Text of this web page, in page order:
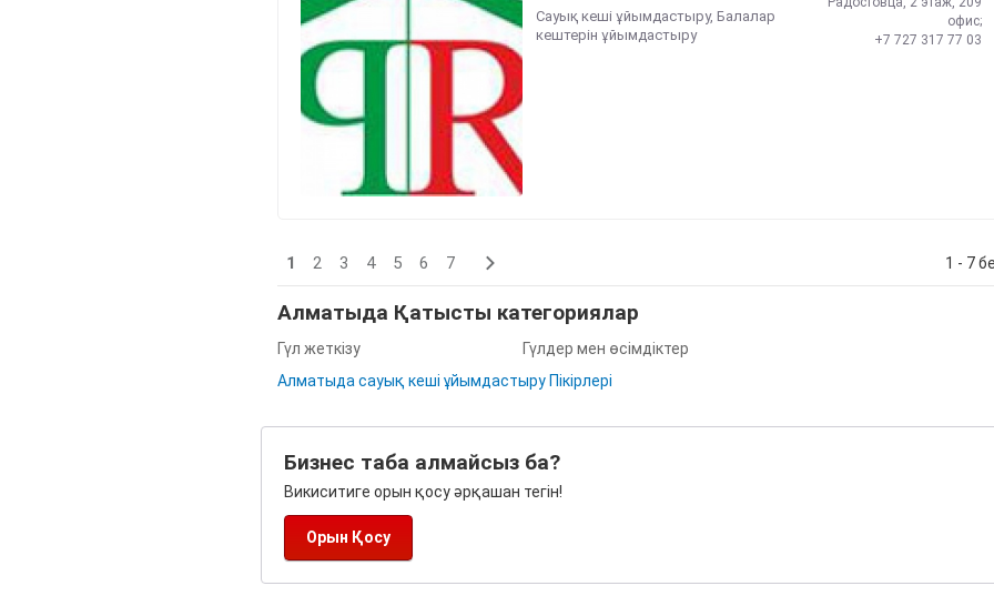
Сауық кеші ұйымдастыру, Балалар
кештерін ұйымдастыру
офис;
+7 727 317 77 03
1 2 3 4 5 6 7 1 - 7
Алматыда Қатысты категориялар
Гүл жеткізу
Гүлдер мен өсімдіктер
Алматыда сауық кеші ұйымдастыру Пікірлері
Бизнес таба алмайсыз ба?
Викиситиге орын қосу әрқашан тегін!
Орын Қосу